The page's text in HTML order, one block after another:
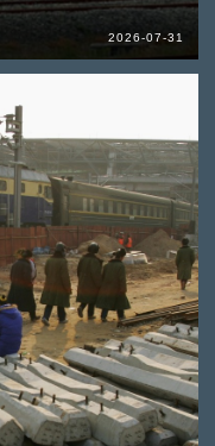
2026-07-31